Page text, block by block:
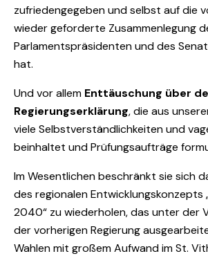
zufriedengegeben und selbst auf die
wieder geforderte Zusammenlegung
Parlamentspräsidenten und des
hat.
Und vor allem Enttäuschung über
Regierungserklärung, die aus
viele Selbstverständlichkeiten und
beinhaltet und Prüfungsaufträge
Im Wesentlichen beschränkt sie sich
des regionalen Entwicklungskonzepts
2040“ zu wiederholen, das unter der
der vorherigen Regierung
Wahlen mit großem Aufwand im St.